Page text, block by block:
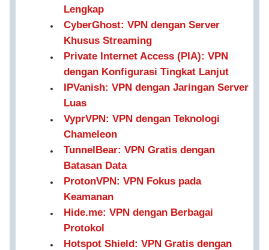
Lengkap
CyberGhost: VPN dengan Server
Khusus Streaming
Private Internet Access (PIA): VPN
dengan Konfigurasi Tingkat Lanjut
IPVanish: VPN dengan Jaringan Server
Luas
VyprVPN: VPN dengan Teknologi
Chameleon
TunnelBear: VPN Gratis dengan
Batasan Data
ProtonVPN: VPN Fokus pada
Keamanan
Hide.me: VPN dengan Berbagai
Protokol
Hotspot Shield: VPN Gratis dengan